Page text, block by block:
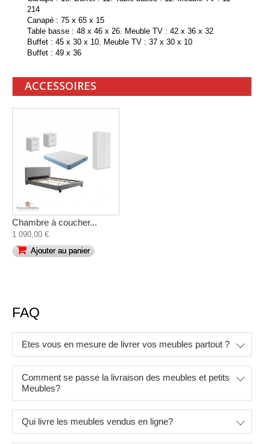
214
Canapé : 75 x 65 x 15
Table basse : 48 x 46 x 26. Meuble TV : 42 x 36 x 32
Buffet : 45 x 30 x 10. Meuble TV : 37 x 30 x 10
Buffet : 49 x 36
ACCESSOIRES
Chambre à coucher...
1 090,00 €
Ajouter au panier
FAQ
Etes vous en mesure de livrer vos meubles partout ?
Comment se passe la livraison des meubles et petits
Meubles?
Qui livre les meubles vendus en ligne?